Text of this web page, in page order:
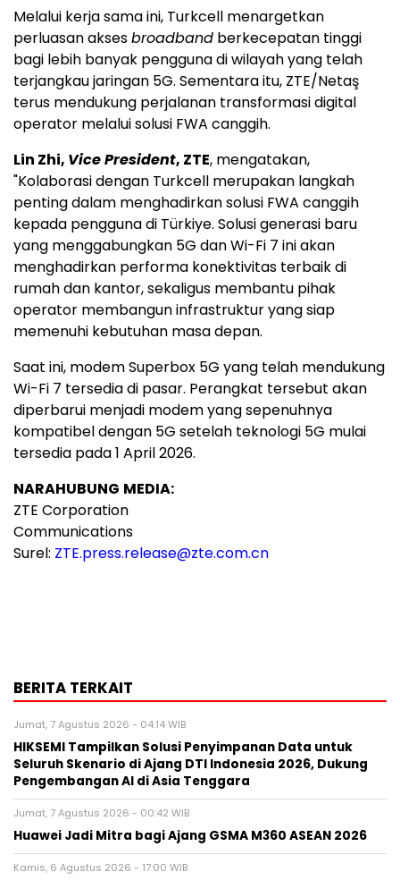
Melalui kerja sama ini, Turkcell menargetkan
perluasan aksesbroadband berkecepatan tinggi
bagi lebih banyak pengguna di wilayah yang telah
terjangkau jaringan 5G. Sementara itu, ZTE/Netaş
terus mendukung perjalanan transformasi digital
operator melalui solusi FWA canggih.
Lin Zhi, Vice President, ZTE, mengatakan,
"Kolaborasi dengan Turkcell merupakan langkah
penting dalam menghadirkan solusi FWA canggih
kepada pengguna di Türkiye. Solusi generasi baru
yang menggabungkan 5G dan Wi-Fi 7 ini akan
menghadirkan performa konektivitas terbaik di
rumah dan kantor, sekaligus membantu pihak
operator membangun infrastruktur yang siap
memenuhi kebutuhan masa depan.
Saat ini, modem Superbox 5G yang telah mendukung
Wi-Fi 7 tersedia di pasar. Perangkat tersebut akan
diperbarui menjadi modem yang sepenuhnya
kompatibel dengan 5G setelah teknologi 5G mulai
tersedia pada 1 April 2026.
NARAHUBUNG MEDIA:
ZTE Corporation
Communications
Surel: ZTE.press.release@zte.com.cn
BERITA TERKAIT
Jumat, 7 Agustus 2026 - 04:14 WIB
HIKSEMI Tampilkan Solusi Penyimpanan Data untuk
Seluruh Skenario di Ajang DTI Indonesia 2026, Dukung
Pengembangan AI di Asia Tenggara
Jumat, 7 Agustus 2026 - 00:42 WIB
Huawei Jadi Mitra bagi Ajang GSMA M360 ASEAN 2026
Kamis, 6 Agustus 2026 - 17:00 WIB